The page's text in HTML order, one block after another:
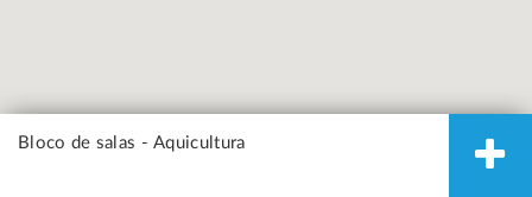
Bloco de salas - Aquicultura